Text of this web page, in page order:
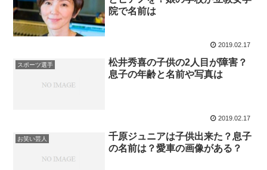
院で名前は
2019.02.17
スポーツ選手
松井秀喜の子供の2人目が障害？
息子の年齢と名前や写真は
2019.02.17
お笑い芸人
千原ジュニアは子供出来た？息子
の名前は？愛車の画像がある？